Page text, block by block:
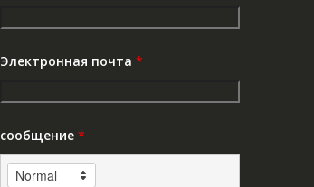
Электронная почта *
сообщение *